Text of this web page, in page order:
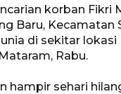
korban Fikri
Baru,
di sekitar
Rabu.
hampir sehari